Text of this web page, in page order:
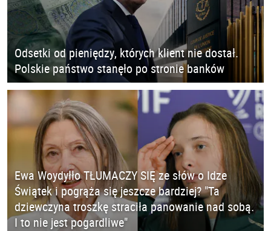
Odsetki od pieniędzy, których klient nie dostał.
Polskie państwo stanęło po stronie banków
Ewa Woydyłło TŁUMACZY SIĘ ze słów o Idze
Świątek i pogrąża się jeszcze bardziej? "Ta
dziewczyna troszkę straciła panowanie nad sobą.
I to nie jest pogardliwe"